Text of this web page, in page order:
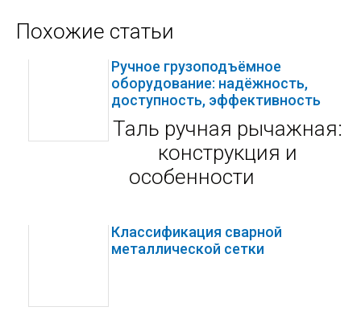
Похожие статьи
Ручное грузоподъёмное
оборудование: надёжность,
доступность, эффективность
Таль ручная рычажная:
конструкция и
особенности
Классификация сварной
металлической сетки